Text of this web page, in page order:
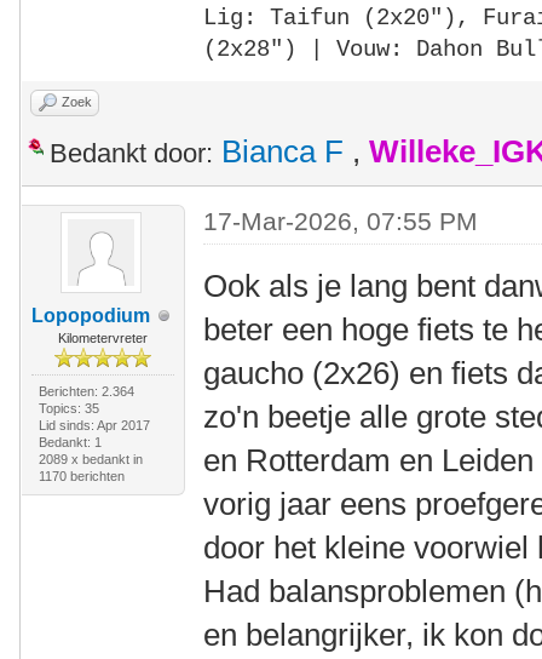
Lig: Taifun (2x20"),
(2x28")
| Vouw: Dahon
Zoek
Bedankt door: Bianca F ,
Lopopodium
Kilometervreter
Berichten: 2.364
Topics: 35
Lid sinds: Apr 2017
Bedankt: 1
2089 x bedankt in
1170 berichten
17-Mar-2026, 07:55 PM
Ook als je lang bent
beter een hoge fiets te
gaucho (2x26) en fiets
zo'n beetje alle grote
en Rotterdam en
vorig jaar eens
door het kleine
Had balansproblemen
en belangrijker, ik kon